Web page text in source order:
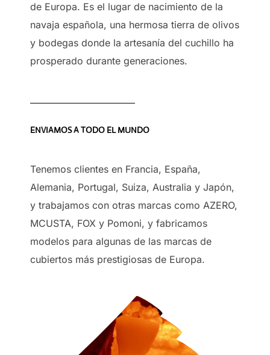
de Europa. Es el lugar de nacimiento de la
navaja española, una hermosa tierra de olivos
y bodegas donde la artesanía del cuchillo ha
prosperado durante generaciones.
ENVIAMOS A TODO EL MUNDO
Tenemos clientes en Francia, España,
Alemania, Portugal, Suiza, Australia y Japón,
y trabajamos con otras marcas como AZERO,
MCUSTA, FOX y Pomoni, y fabricamos
modelos para algunas de las marcas de
cubiertos más prestigiosas de Europa.